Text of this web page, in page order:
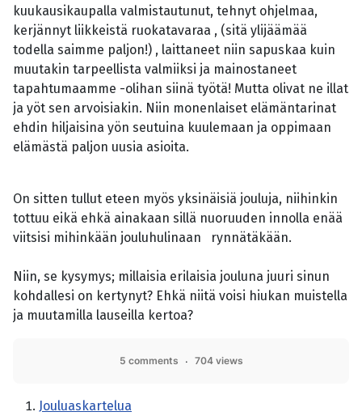
kuukausikaupalla valmistautunut, tehnyt ohjelmaa,
kerjännyt liikkeistä ruokatavaraa , (sitä ylijäämää
todella saimme paljon!) , laittaneet niin sapuskaa kuin
muutakin tarpeellista valmiiksi ja mainostaneet
tapahtumaamme -olihan siinä työtä! Mutta olivat ne illat
ja yöt sen arvoisiakin. Niin monenlaiset elämäntarinat
ehdin hiljaisina yön seutuina kuulemaan ja oppimaan
elämästä paljon uusia asioita.
On sitten tullut eteen myös yksinäisiä jouluja, niihinkin
tottuu eikä ehkä ainakaan sillä nuoruuden innolla enää
viitsisi mihinkään jouluhulinaan rynnätäkään.
Niin, se kysymys; millaisia erilaisia jouluna juuri sinun
kohdallesi on kertynyt? Ehkä niitä voisi hiukan muistella
ja muutamilla lauseilla kertoa?
5 comments 704 views
Jouluaskartelua